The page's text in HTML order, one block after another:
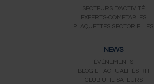
SECTEURS D'ACTIVITÉ
EXPERTS-COMPTABLES
PLAQUETTES SECTORIELLES
NEWS
ÉVÉNEMENTS
BLOG ET ACTUALITÉS RH
CLUB UTILISATEURS